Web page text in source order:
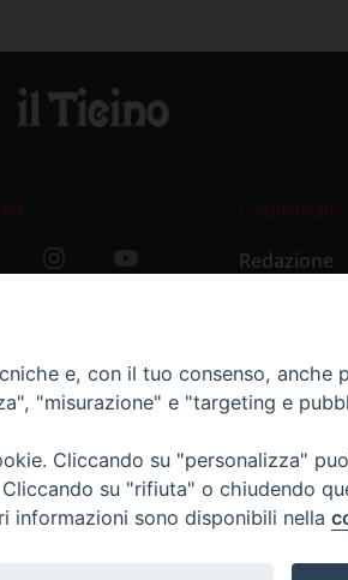
L’editoriale
Redazione
e, con il tuo consenso, anche
"misurazione" e "targeting e
Cliccando su "personalizza"
su "rifiuta" o chiudendo
informazioni sono disponibili nella